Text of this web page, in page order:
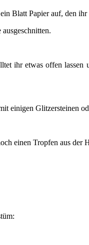
Blatt Papier auf, den
ihr etwas offen
einigen Glitzersteinen
einen Tropfen aus der